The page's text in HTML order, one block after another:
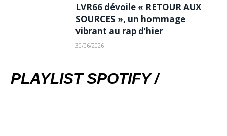
LVR66 dévoile « RETOUR AUX
SOURCES », un hommage
vibrant au rap d’hier
30/06/2026
PLAYLIST SPOTIFY /